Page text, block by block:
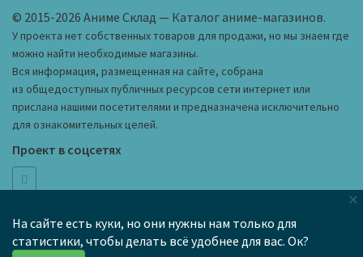
© 2015-2026 Аниме Склад — Каталог аниме-магазинов.
У проекта нет собственных товаров для продажи, но мы знаем где
можно найти необходимые магазины.
Вся информация, размещенная на сайте, собрана
из общедоступных публичных ресурсов сети интернет или
прислана нашими посетителями и предназначена исключительно
для ознакомительных целей.
Проект в соцсетях
hi@anime-wh.ru
Как добавить магазин в каталог
Черный список
Правила сайта Карта сайта
На сайте есть куки, но они нужны нам только для
статистики, чтобы делать всё удобнее для вас. Ок?
×